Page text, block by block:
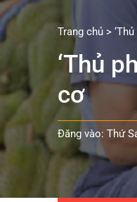
Trang chủ>
‘Thủ
cơ
Đăng vào: Thứ